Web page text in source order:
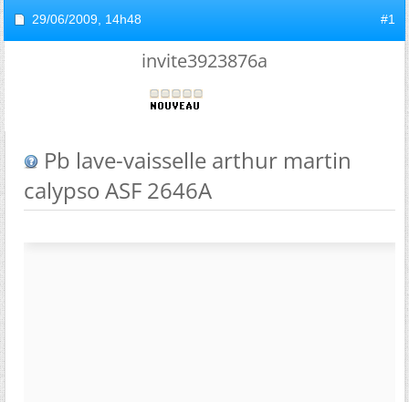
29/06/2009, 14h48 #1
invite3923876a
Pb lave-vaisselle arthur martin
calypso ASF 2646A